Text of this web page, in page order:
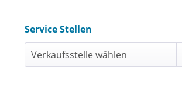
Service Stellen